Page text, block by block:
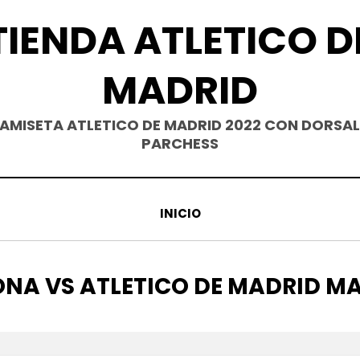
ATLETICO
MADRID
ATLETICO DE MADRID 2022 CON
PARCHESS
INICIO
VS ATLETICO DE MADRID